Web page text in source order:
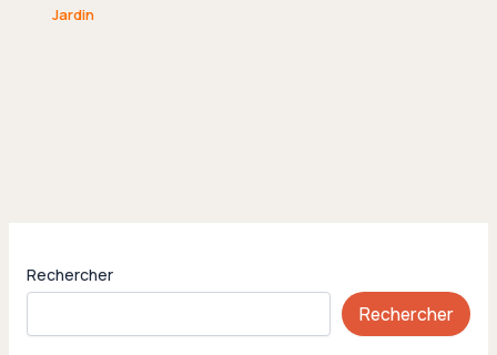
Jardin
Rechercher
Rechercher